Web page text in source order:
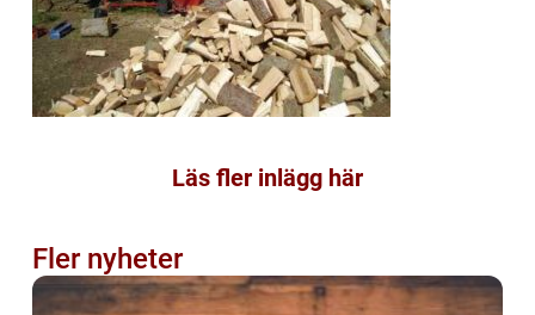
Läs fler inlägg här
Fler nyheter